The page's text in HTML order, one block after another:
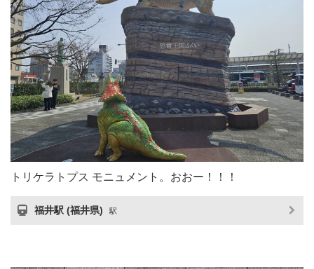
トリケラトプス モニュメント。おおー！！！
福井駅 (福井県) 駅